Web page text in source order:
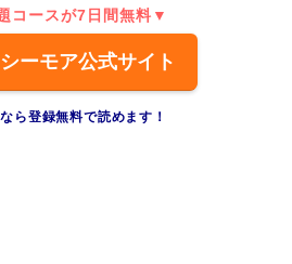
コースが7日間無料▼
ーモア公式サイト
ら登録無料で読めます！